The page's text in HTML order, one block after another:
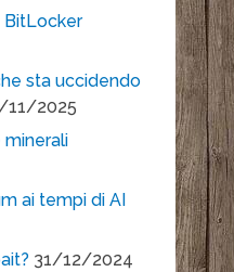
BitLocker
sta uccidendo
11/2025
minerali
ai tempi di AI
31/12/2024